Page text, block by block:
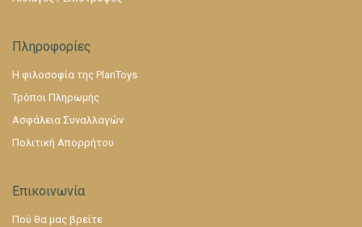
Πληροφορίες
Η φιλοσοφία της PlanToys
Τρόποι Πληρωμής
Ασφάλεια Συναλλαγών
Πολιτική Απορρήτου
Επικοινωνία
Πού θα μας βρείτε